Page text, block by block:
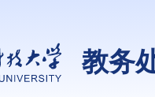
教务